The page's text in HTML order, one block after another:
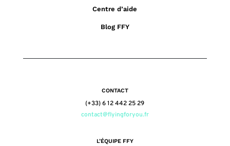
Centre d’aide
Blog FFY
CONTACT
(+33) 6 12 442 25 29
contact@flyingforyou.fr
L’ÉQUIPE FFY